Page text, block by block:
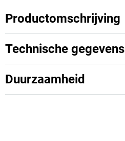
Productomschrijving
Technische gegevens
Duurzaamheid